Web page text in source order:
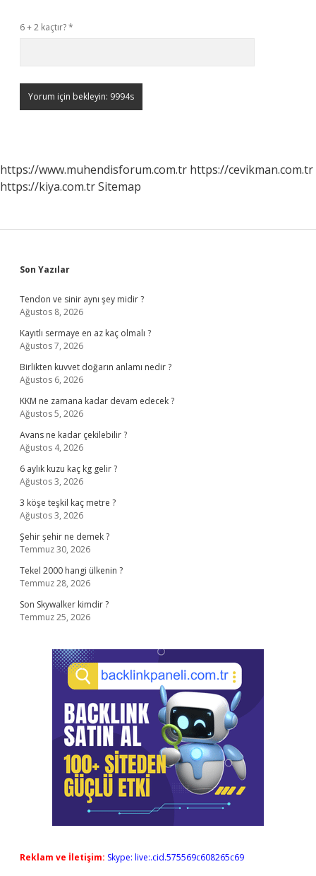
6 + 2 kaçtır?*
https://www.muhendisforum.com.tr https://cevikman.com.tr
https://kiya.com.trSitemap
Sidebar
Son Yazılar
Tendon ve sinir aynı şey midir ?
Ağustos 8, 2026
Kayıtlı sermaye en az kaç olmalı ?
Ağustos 7, 2026
Birlikten kuvvet doğarın anlamı nedir ?
Ağustos 6, 2026
KKM ne zamana kadar devam edecek ?
Ağustos 5, 2026
Avans ne kadar çekilebilir ?
Ağustos 4, 2026
6 aylık kuzu kaç kg gelir ?
Ağustos 3, 2026
3 köşe teşkil kaç metre ?
Ağustos 3, 2026
Şehir şehir ne demek ?
Temmuz 30, 2026
Tekel 2000 hangi ülkenin ?
Temmuz 28, 2026
Son Skywalker kimdir ?
Temmuz 25, 2026
Reklam ve İletişim: Skype: live:.cid.575569c608265c69